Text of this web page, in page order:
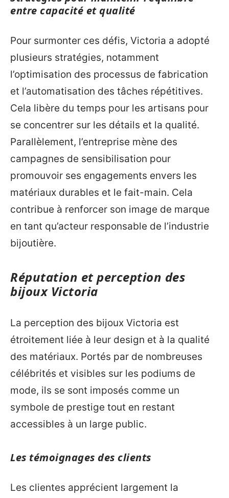
entre capacité et qualité
Pour surmonter ces défis, Victoria a adopté
plusieurs stratégies, notamment
l’optimisation des processus de fabrication
et l’automatisation des tâches répétitives.
Cela libère du temps pour les artisans pour
se concentrer sur les détails et la qualité.
Parallèlement, l’entreprise mène des
campagnes de sensibilisation pour
promouvoir ses engagements envers les
matériaux durables et le fait-main. Cela
contribue à renforcer son image de marque
en tant qu’acteur responsable de l’industrie
bijoutière.
Réputation et perception des
bijoux Victoria
La perception des bijoux Victoria est
étroitement liée à leur design et à la qualité
des matériaux. Portés par de nombreuses
célébrités et visibles sur les podiums de
mode, ils se sont imposés comme un
symbole de prestige tout en restant
accessibles à un large public.
Les témoignages des clients
Les clientes apprécient largement la